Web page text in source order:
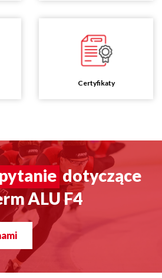
Certyfikaty
pytanie dotyczące
ALU F4